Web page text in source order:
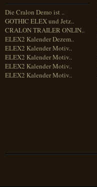
Die Cralon Demo ist ..
GOTHIC ELEX und Jetz..
CRALON TRAILER ONLIN..
ELEX2 Kalender Dezem..
ELEX2 Kalender Motiv..
ELEX2 Kalender Motiv..
ELEX2 Kalender Motiv..
ELEX2 Kalender Motiv..